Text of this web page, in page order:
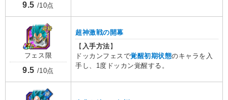
9.5 /10点
フェス限
9.5 /10点
超神激戦の開幕
【 入手方法 】
ドッカンフェスで覚醒初期状態のキャラを入
手し、1度ドッカン覚醒する。